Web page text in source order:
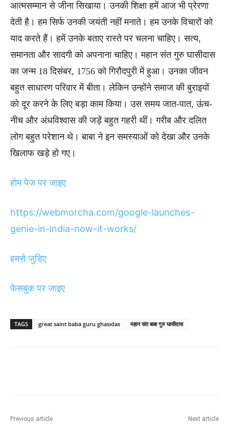
आत्मसम्मान से जीना सिखाया। उनकी शिक्षा हमें आज भी प्रेरणा
देती है। हम सिर्फ उनकी जयंती नहीं मनाते। हम उनके विचारों को
याद करते हैं। हमें उनके बताए रास्ते पर चलना चाहिए। सत्य,
समानता और सादगी को अपनाना चाहिए। महान संत गुरु घासीदास
का जन्म 18 दिसंबर, 1756 को गिरौदपुरी में हुआ। उनका जीवन
बहुत साधारण परिवार में बीता। लेकिन उन्होंने समाज की बुराइयों
को दूर करने के लिए बड़ा काम किया। उस समय जात-पात, ऊंच-
नीच और अंधविश्वास की जड़ें बहुत गहरी थीं। गरीब और दलित
लोग बहुत परेशान थे। बाबा ने इन समस्याओं को देखा और उनके
खिलाफ खड़े हो गए।
होम पेज पर जाइए
https://webmorcha.com/google-launches-
genie-in-india-now-it-works/
हमसे जुडिए
फेसबुक पर जाइए
TAGS great saint baba guru ghasidas महान संत बाबा गुरु घासीदास
Previous article Next article